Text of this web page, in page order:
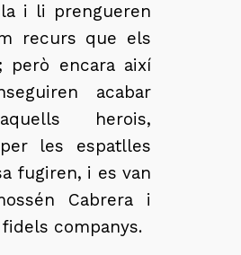
la i li prengueren
recurs que els
però encara així
acabar
herois,
les espatlles
fugiren, i es van
Cabrera i
companys.